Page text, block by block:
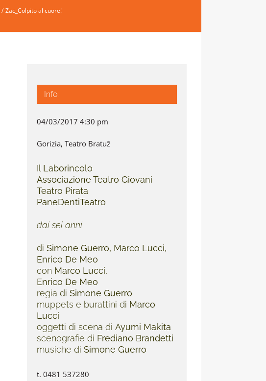
Zac_Colpito al cuore!
Info:
04/03/2017 4:30 pm
Gorizia, Teatro Bratuž
Il Laborincolo
Associazione Teatro Giovani
Teatro Pirata
PaneDentiTeatro
dai sei anni
di Simone Guerro, Marco Lucci,
Enrico De Meo
con Marco Lucci,
Enrico De Meo
regia di Simone Guerro
muppets e burattini di Marco
Lucci
oggetti di scena di Ayumi Makita
scenografie di Frediano Brandetti
musiche di Simone Guerro
t. 0481 537280